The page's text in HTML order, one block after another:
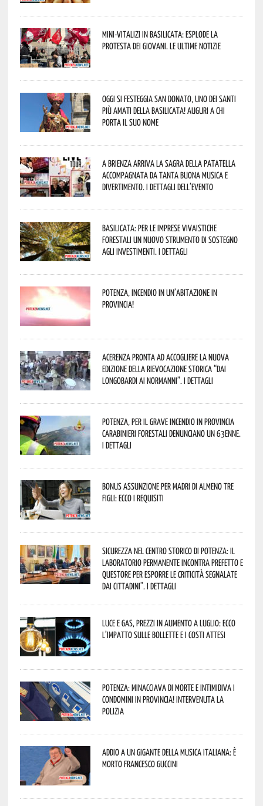
Mini-vitalizi in Basilicata: esplode la
protesta dei giovani. Le ultime notizie
Oggi si festeggia San Donato, uno dei Santi
più amati della Basilicata! Auguri a chi
porta il suo nome
A Brienza arriva la Sagra della Patatella
accompagnata da tanta buona musica e
divertimento. I dettagli dell’evento
Basilicata: per le imprese vivaistiche
forestali un nuovo strumento di sostegno
agli investimenti. I dettagli
Potenza, incendio in un’abitazione in
provincia!
Acerenza pronta ad accogliere la nuova
edizione della rievocazione storica “Dai
Longobardi ai Normanni”. I dettagli
Potenza, per il grave incendio in Provincia
Carabinieri forestali denunciano un 63enne.
I dettagli
Bonus assunzione per madri di almeno tre
figli: ecco i requisiti
Sicurezza nel Centro Storico di Potenza: il
Laboratorio Permanente incontra Prefetto e
Questore per esporre le criticità segnalate
dai cittadini”. I dettagli
Luce e gas, prezzi in aumento a luglio: ecco
l’impatto sulle bollette e i costi attesi
Potenza: minacciava di morte e intimidiva i
condomini in provincia! Intervenuta la
Polizia
Addio a un gigante della musica italiana: è
morto Francesco Guccini